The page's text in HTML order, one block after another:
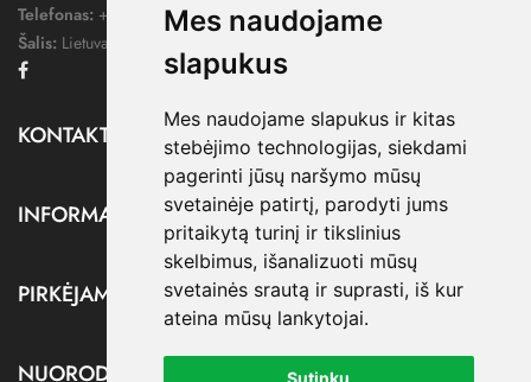
Mes naudojame
slapukus
Mes naudojame slapukus ir kitas
stebėjimo technologijas, siekdami
pagerinti jūsų naršymo mūsų
svetainėje patirtį, parodyti jums
pritaikytą turinį ir tikslinius
skelbimus, išanalizuoti mūsų
svetainės srautą ir suprasti, iš kur
ateina mūsų lankytojai.
Sutinku
Telefonas: +370 676 78578
Šalis: Lietuva
KONTAKTAI
INFORMACIJA
PIRKĖJAMS
NUORODOS